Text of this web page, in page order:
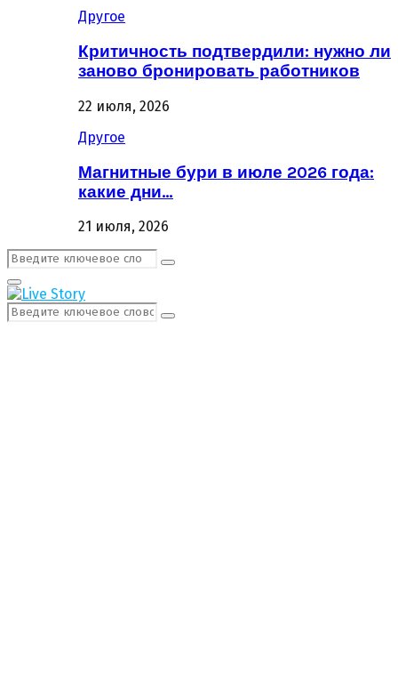
Другое
Критичность подтвердили: нужно ли
заново бронировать работников
22 июля, 2026
Другое
Магнитные бури в июле 2026 года:
какие дни…
21 июля, 2026
Поиск:
Поиск
Первичное
Меню
Поиск:
Поиск